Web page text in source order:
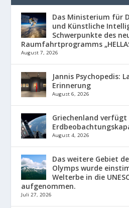
Das Ministerium für
und Künstliche
Schwerpunkte des
Raumfahrtprogramms
August 7, 2026
Jannis Psychopedis:
Erinnerung
August 6, 2026
Griechenland
August 4, 2026
Das weitere Gebiet
Olymps wurde
Welterbe in die
aufgenommen.
Juli 27, 2026